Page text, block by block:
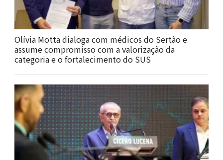
Olívia Motta dialoga com médicos do Sertão e
assume compromisso com a valorização da
categoria e o fortalecimento do SUS